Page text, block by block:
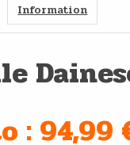
Information
: 94,99